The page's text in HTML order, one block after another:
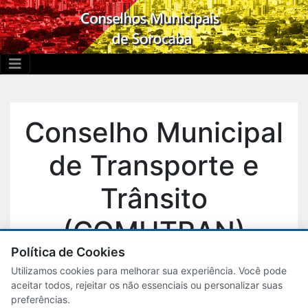
Conselho Municipal
de Transporte e
Trânsito
(COMUTRAN)
Atas de reuniões
Política de Cookies
Utilizamos cookies para melhorar sua experiência. Você pode
aceitar todos, rejeitar os não essenciais ou personalizar suas
preferências.